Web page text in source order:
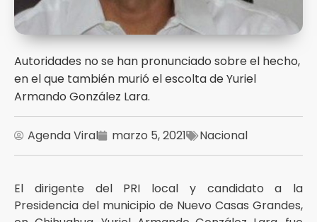
Autoridades no se han pronunciado sobre el hecho,
en el que también murió el escolta de Yuriel
Armando González Lara.
Agenda Viral marzo 5, 2021 Nacional
El dirigente del PRI local y candidato a la
Presidencia del municipio de Nuevo Casas Grandes,